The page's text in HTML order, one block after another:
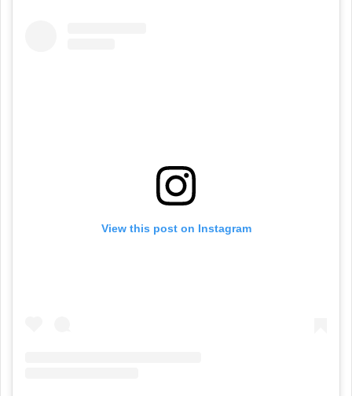
View this post on Instagram